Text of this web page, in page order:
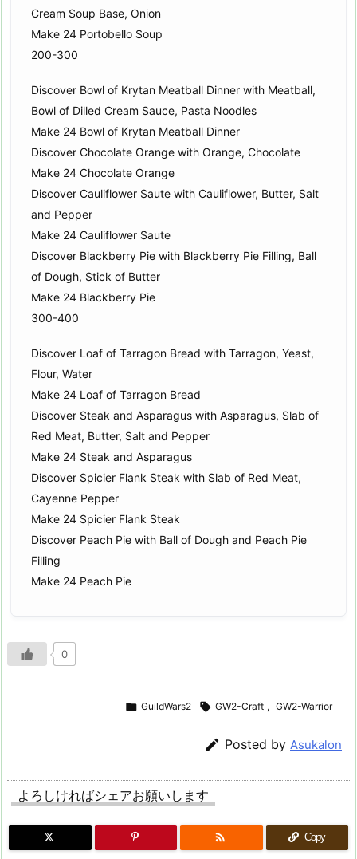
Cream Soup Base, Onion
Make 24 Portobello Soup
200-300
Discover Bowl of Krytan Meatball Dinner with Meatball,
Bowl of Dilled Cream Sauce, Pasta Noodles
Make 24 Bowl of Krytan Meatball Dinner
Discover Chocolate Orange with Orange, Chocolate
Make 24 Chocolate Orange
Discover Cauliflower Saute with Cauliflower, Butter, Salt
and Pepper
Make 24 Cauliflower Saute
Discover Blackberry Pie with Blackberry Pie Filling, Ball
of Dough, Stick of Butter
Make 24 Blackberry Pie
300-400
Discover Loaf of Tarragon Bread with Tarragon, Yeast,
Flour, Water
Make 24 Loaf of Tarragon Bread
Discover Steak and Asparagus with Asparagus, Slab of
Red Meat, Butter, Salt and Pepper
Make 24 Steak and Asparagus
Discover Spicier Flank Steak with Slab of Red Meat,
Cayenne Pepper
Make 24 Spicier Flank Steak
Discover Peach Pie with Ball of Dough and Peach Pie
Filling
Make 24 Peach Pie
0
 GuildWars2  GW2-Craft , GW2-Warrior
 Posted by Asukalon
よろしければシェアお願いします
 Copy